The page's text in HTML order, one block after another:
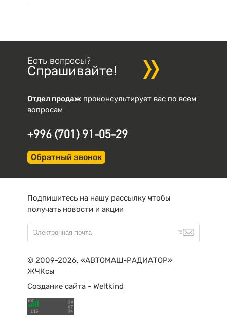
Есть вопросы?
Спрашивайте!
Отдел продаж проконсультирует вас по всем
вопросам
+996 (701) 91-05-29
Обратный звонок
Подпишитесь на нашу рассылку чтобы
получать новости и акции
© 2009-2026, «АВТОМАШ-РАДИАТОР»
ЖЧКсы
Создание сайта - Weltkind